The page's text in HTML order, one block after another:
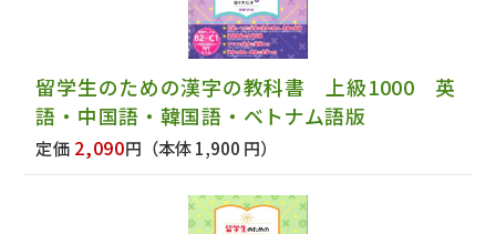
留学生のための漢字の教科書 上級1000 英
語・中国語・韓国語・ベトナム語版
定価 2,090円 （本体 1,900 円）